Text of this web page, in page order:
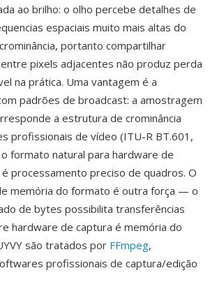
ao brilho: o olho percebe detalhes de
espaciais muito mais altas do
portanto compartilhar
pixels adjacentes não produz perda
na prática. Uma vantagem é a
padrões de broadcast: a amostragem
a estrutura de crominância
profissionais de vídeo (ITU-R BT.601,
formato natural para hardware de
processamento preciso de quadros. O
memória do formato é outra força — o
de bytes possibilita transferências
hardware de captura é memória do
são tratados por FFmpeg,
profissionais de captura/edição